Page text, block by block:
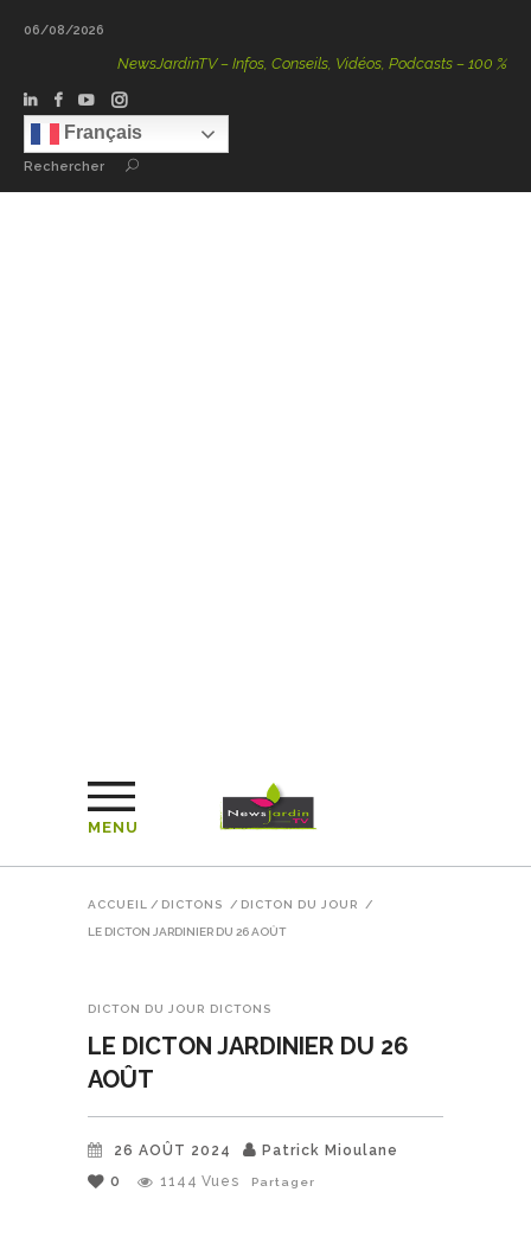
06/08/2026
NewsJardinTV – Infos, Conseils, Vidéos, Podcasts – 100 % Nature
Français
Rechercher
MENU
ACCUEIL / DICTONS / DICTON DU JOUR /
LE DICTON JARDINIER DU 26 AOÛT
DICTON DU JOUR DICTONS
LE DICTON JARDINIER DU 26
AOÛT
26 AOÛT 2024
Patrick Mioulane
0
1144 Vues Partager